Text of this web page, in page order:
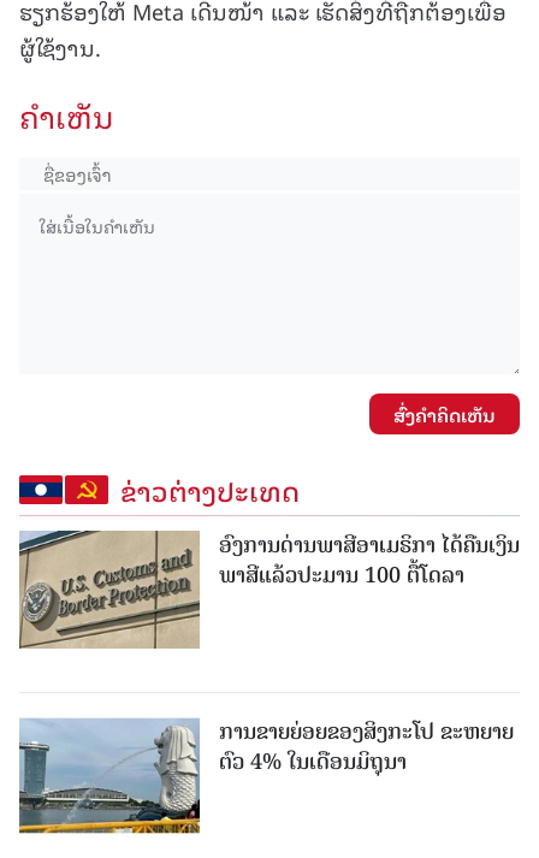
ຮຽກຮ້ອງໃຫ້ Meta ເດີນໜ້າ ແລະ ເຮັດສິ່ງທີ່ຖືກຕ້ອງເພື່ອ
ຜູ້ໃຊ້ງານ.
ຄໍາເຫັນ
ສົ່ງຄໍາຄິດເຫັນ
ຂ່າວຕ່າງປະເທດ
ອົງການດ່ານພາສີອາເມຣິກາ ໄດ້ຄືນເງິນ
ພາສີແລ້ວປະມານ 100 ຕື້ໂດລາ
ການຂາຍຍ່ອຍຂອງສິງກະໂປ ຂະຫຍາຍ
ຕົວ 4% ໃນເດືອນມິຖຸນາ